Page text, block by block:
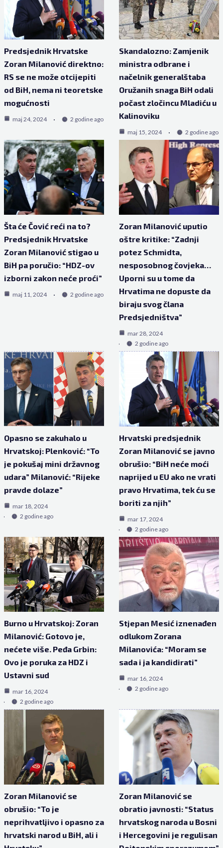
Predsjednik Hrvatske
Zoran Milanović direktno:
RS se ne može otcijepiti
od BiH, nema ni teoretske
mogućnosti
maj 24, 2024 2 godine ago
Skandalozno: Zamjenik
ministra odbrane i
načelnik generalštaba
Oružanih snaga BiH odali
počast zločincu Mladiću u
Kalinoviku
maj 15, 2024 2 godine ago
Šta će Čović reći na to?
Predsjednik Hrvatske
Zoran Milanović stigao u
BiH pa poručio: “HDZ-ov
izborni zakon neće proći”
maj 11, 2024 2 godine ago
Zoran Milanović uputio
oštre kritike: “Zadnji
potez Schmidta,
nesposobnog čovjeka…
Uporni su u tome da
Hrvatima ne dopuste da
biraju svog člana
Predsjedništva”
mar 28, 2024
2 godine ago
Opasno se zakuhalo u
Hrvatskoj: Plenković: “To
je pokušaj mini državnog
udara” Milanović: “Rijeke
pravde dolaze”
mar 18, 2024
2 godine ago
Hrvatski predsjednik
Zoran Milanović se javno
obrušio: “BiH neće moći
naprijed u EU ako ne vrati
pravo Hrvatima, tek ću se
boriti za njih”
mar 17, 2024
2 godine ago
Burno u Hrvatskoj: Zoran
Milanović: Gotovo je,
nećete više. Peđa Grbin:
Ovo je poruka za HDZ i
Ustavni sud
mar 16, 2024
2 godine ago
Stjepan Mesić iznenađen
odlukom Zorana
Milanovića: “Moram se
sada i ja kandidirati”
mar 16, 2024
2 godine ago
Zoran Milanović se
obrušio: “To je
neprihvatljivo i opasno za
hrvatski narod u BiH, ali i
Zoran Milanović se
obratio javnosti: “Status
hrvatskog naroda u Bosni
i Hercegovini je regulisan